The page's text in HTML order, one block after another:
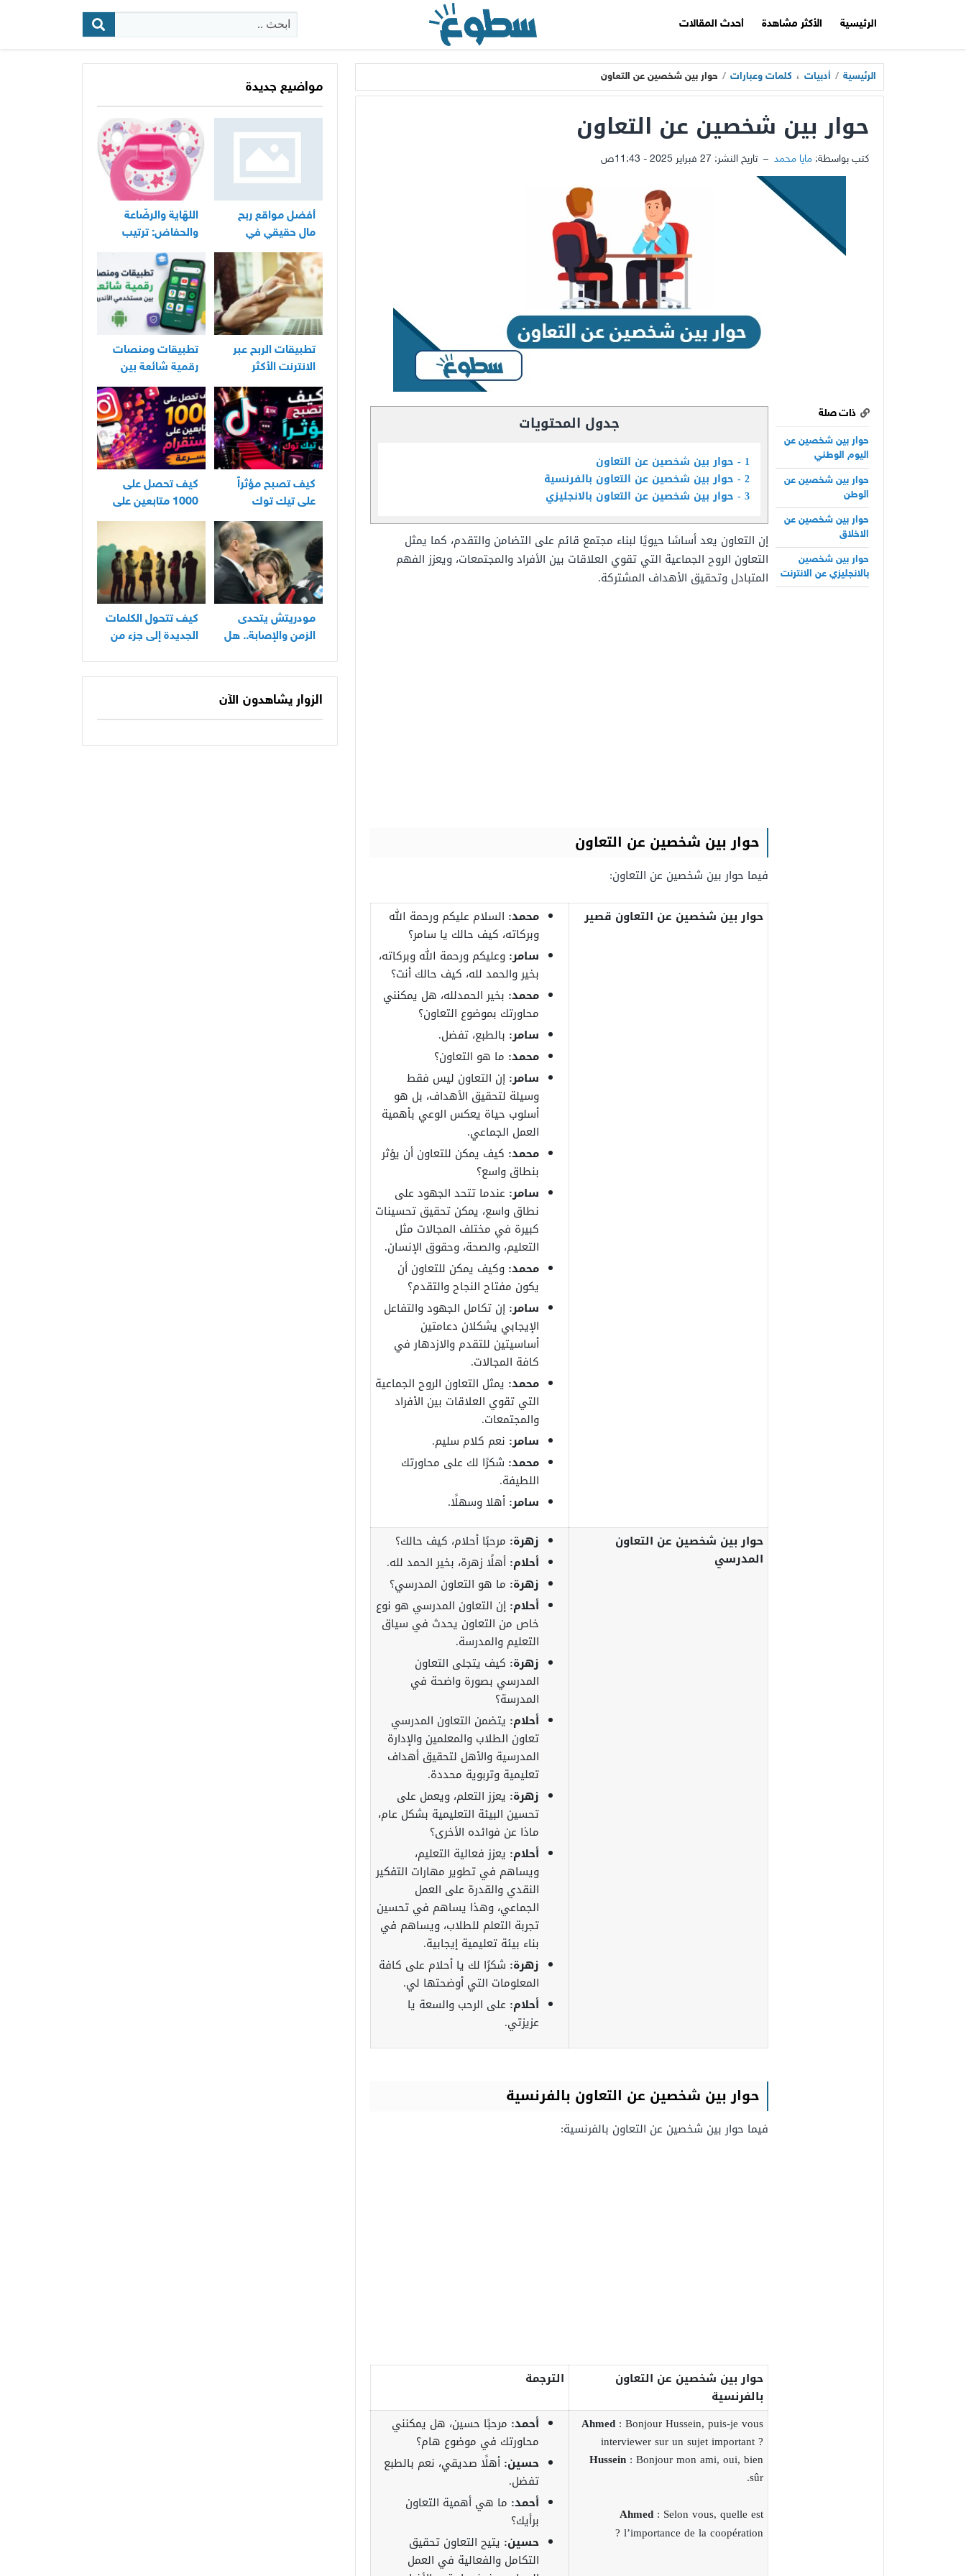
الرئيسية الأكثر مشاهدة أحدث المقالات
البحث:
الرئيسية / أدبيات ، كلمات وعبارات / حوار بين شخصين عن التعاون
حوار بين شخصين عن التعاون
كتب بواسطة: مايا محمد – تاريخ النشر: 27 فبراير 2025 - 11:43ص
ذات صلة
حوار بين شخصين عن
اليوم الوطني
حوار بين شخصين عن
الوطن
حوار بين شخصين عن
الاخلاق
حوار بين شخصين
بالانجليزي عن الانترنت
جدول المحتويات
1
حوار بين شخصين عن التعاون
2 حوار بين شخصين عن التعاون بالفرنسية
3 حوار بين شخصين عن التعاون بالانجليزي
إن التعاون يعد أساسًا حيويًا لبناء مجتمع قائم على التضامن والتقدم، كما يمثل
التعاون الروح الجماعية التي تقوي العلاقات بين الأفراد والمجتمعات، ويعزز الفهم
المتبادل وتحقيق الأهداف المشتركة.
حوار بين شخصين عن التعاون
فيما حوار بين شخصين عن التعاون:
حوار بين شخصين عن التعاون قصير محمد: السلام عليكم ورحمة الله
وبركاته، كيف حالك يا سامر؟
سامر: وعليكم ورحمة الله وبركاته،
بخير والحمد لله، كيف حالك أنت؟
محمد: بخير الحمدلله، هل يمكنني
محاورتك بموضوع التعاون؟
سامر: بالطبع، تفضل.
محمد: ما هو التعاون؟
سامر: إن التعاون ليس فقط
وسيلة لتحقيق الأهداف، بل هو
أسلوب حياة يعكس الوعي بأهمية
العمل الجماعي.
محمد: كيف يمكن للتعاون أن يؤثر
بنطاق واسع؟
سامر: عندما تتحد الجهود على
نطاق واسع، يمكن تحقيق تحسينات
كبيرة في مختلف المجالات مثل
التعليم، والصحة، وحقوق الإنسان.
محمد: وكيف يمكن للتعاون أن
يكون مفتاح النجاح والتقدم؟
سامر: إن تكامل الجهود والتفاعل
الإيجابي يشكلان دعامتين
أساسيتين للتقدم والازدهار في
كافة المجالات.
محمد: يمثل التعاون الروح الجماعية
التي تقوي العلاقات بين الأفراد
والمجتمعات.
سامر: نعم كلام سليم.
محمد: شكرًا لك على محاورتك
اللطيفة.
سامر: أهلا وسهلًا.
حوار بين شخصين عن التعاون
المدرسي
زهرة: مرحبًا أحلام، كيف حالك؟
أحلام: أهلًا زهرة، بخير الحمد لله.
زهرة: ما هو التعاون المدرسي؟
أحلام: إن التعاون المدرسي هو نوع
خاص من التعاون يحدث في سياق
التعليم والمدرسة.
زهرة: كيف يتجلى التعاون
المدرسي بصورة واضحة في
المدرسة؟
أحلام: يتضمن التعاون المدرسي
تعاون الطلاب والمعلمين والإدارة
المدرسية والأهل لتحقيق أهداف
تعليمية وتربوية محددة.
زهرة: يعزز التعلم، ويعمل على
تحسين البيئة التعليمية بشكل عام،
ماذا عن فوائده الأخرى؟
أحلام: يعزز فعالية التعليم،
ويساهم في تطوير مهارات التفكير
النقدي والقدرة على العمل
الجماعي، وهذا يساهم في تحسين
تجربة التعلم للطلاب، ويساهم في
بناء بيئة تعليمية إيجابية.
زهرة: شكرًا لك يا أحلام على كافة
المعلومات التي أوضحتها لي.
أحلام: على الرحب والسعة يا
عزيزتي.
حوار بين شخصين عن التعاون بالفرنسية
فيما حوار بين شخصين عن التعاون بالفرنسية:
حوار بين شخصين عن التعاون
بالفرنسية
الترجمة
Ahmed : Bonjour Hussein, puis-je vous
interviewer sur un sujet important ?
Hussein : Bonjour mon ami, oui, bien
sûr.
Ahmed : Selon vous, quelle est
l’importance de la coopération ?
أحمد: مرحبًا حسين، هل يمكنني
محاورتك في موضوع هام؟
حسين: أهلًا صديقي، نعم بالطبع
تفضل.
أحمد: ما هي أهمية التعاون
برأيك؟
حسين: يتيح التعاون تحقيق
التكامل والفعالية في العمل
مواضيع جديدة
أفضل مواقع ربح
مال حقيقي في
المغرب
اللهّاية والرضّاعة
والحفاض: ترتيب
عملي لأساسيات
العناية اليومية
بالرضيع
تطبيقات الربح عبر
الانترنت الأكثر
استخدامًا في العراق
تطبيقات ومنصات
رقمية شائعة بين
مستخدمي الأندرويد
كيف تصبح مؤثراً
على تيك توك
كيف تحصل على
1000 متابعين على
انستقرام بسرعة
مودريتش يتحدى
الزمن والإصابة.. هل
كيف تتحول الكلمات
الجديدة إلى جزء من
الزوار يشاهدون الآن